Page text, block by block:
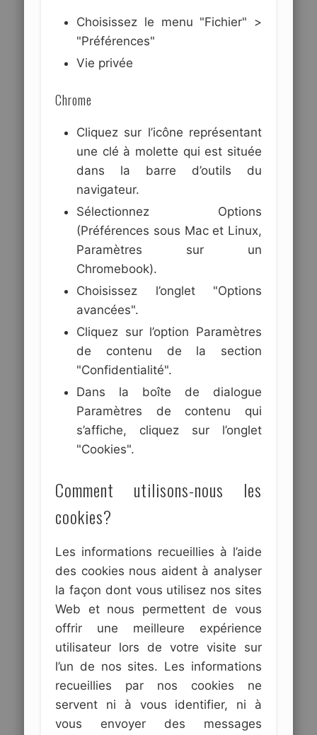
Choisissez le menu "Fichier" >
"Préférences"
Vie privée
Chrome
Cliquez sur l’icône représentant
une clé à molette qui est située
dans la barre d’outils du
navigateur.
Sélectionnez Options
(Préférences sous Mac et Linux,
Paramètres sur un
Chromebook).
Choisissez l’onglet "Options
avancées".
Cliquez sur l’option Paramètres
de contenu de la section
"Confidentialité".
Dans la boîte de dialogue
Paramètres de contenu qui
s’affiche, cliquez sur l’onglet
"Cookies".
Comment utilisons-nous les
cookies?
Les informations recueillies à l’aide
des cookies nous aident à analyser
la façon dont vous utilisez nos sites
Web et nous permettent de vous
offrir une meilleure expérience
utilisateur lors de votre visite sur
l’un de nos sites. Les informations
recueillies par nos cookies ne
servent ni à vous identifier, ni à
vous envoyer des messages